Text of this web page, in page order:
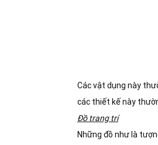
Các vật dụng này
các thiết kế này
Đồ trang trí
Những đồ như là